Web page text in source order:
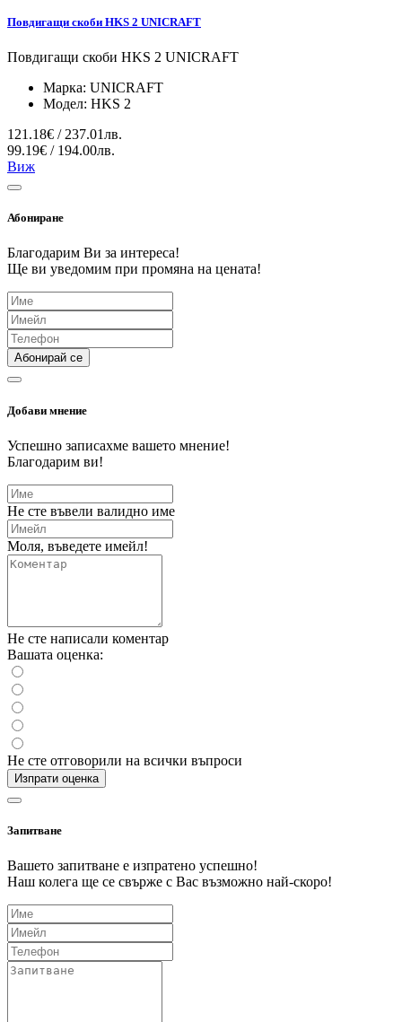
Повдигащи скоби HKS 2 UNICRAFT
Повдигащи скоби HKS 2 UNICRAFT
Марка: UNICRAFT
Модел: HKS 2
121.18€ / 237.01лв.
99.19€ / 194.00лв.
Виж
Абониране
Благодарим Ви за интереса!
Ще ви уведомим при промяна на цената!
Абонирай се
Добави мнение
Успешно записахме вашето мнение!
Благодарим ви!
Не сте въвели валидно име
Моля, въведете имейл!
Не сте написали коментар
Вашата оценка:
Не сте отговорили на всички въпроси
Изпрати оценка
Запитване
Вашето запитване е изпратено успешно!
Наш колега ще се свърже с Вас възможно най-скоро!